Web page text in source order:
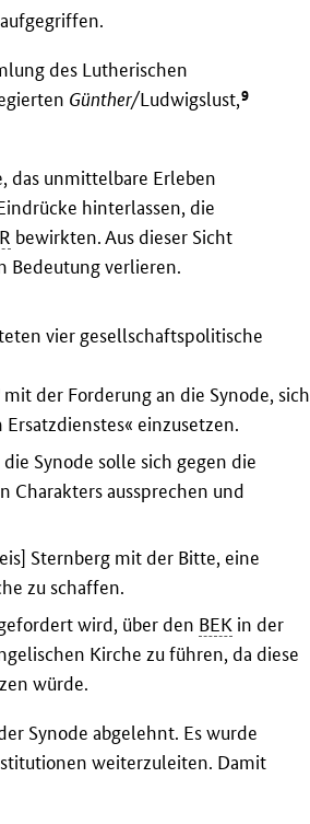
des Lutherischen
Günther/Ludwigslust,9
das unmittelbare Erleben
hinterlassen, die
bewirkten. Aus dieser Sicht
Bedeutung verlieren.
vier gesellschaftspolitische
mit der Forderung an die Synode, sich
einzusetzen.
Synode solle sich gegen die
Charakters aussprechen und
Sternberg mit der Bitte, eine
zu schaffen.
wird, über den BEK in der
Kirche zu führen, da diese
würde.
Synode abgelehnt. Es wurde
weiterzuleiten. Damit